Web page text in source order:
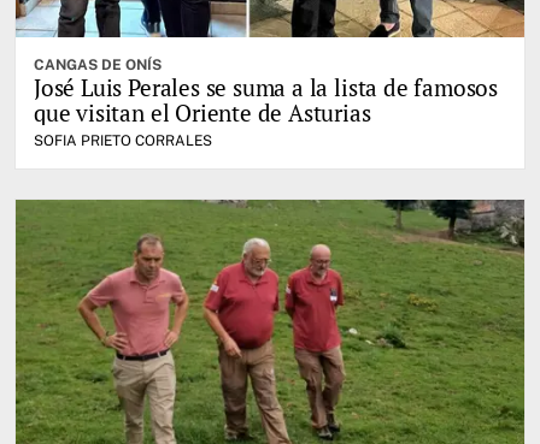
CANGAS DE ONÍS
José Luis Perales se suma a la lista de famosos
que visitan el Oriente de Asturias
SOFIA PRIETO CORRALES